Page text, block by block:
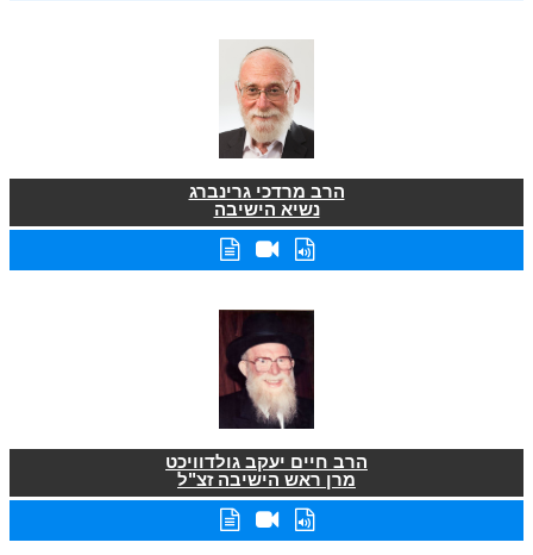
הרב מרדכי גרינברג
נשיא הישיבה
הרב חיים יעקב גולדוויכט
מרן ראש הישיבה זצ"ל